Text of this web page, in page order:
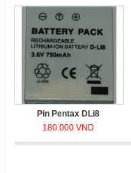
Pin Pentax DLi8
180.000 VND